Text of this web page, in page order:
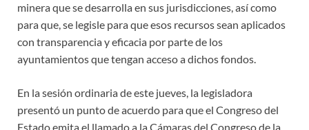
minera que se desarrolla en sus jurisdicciones, así como
para que, se legisle para que esos recursos sean aplicados
con transparencia y eficacia por parte de los
ayuntamientos que tengan acceso a dichos fondos.
En la sesión ordinaria de este jueves, la legisladora
presentó un punto de acuerdo para que el Congreso del
Estado emita el llamado a la Cámaras del Congreso de la